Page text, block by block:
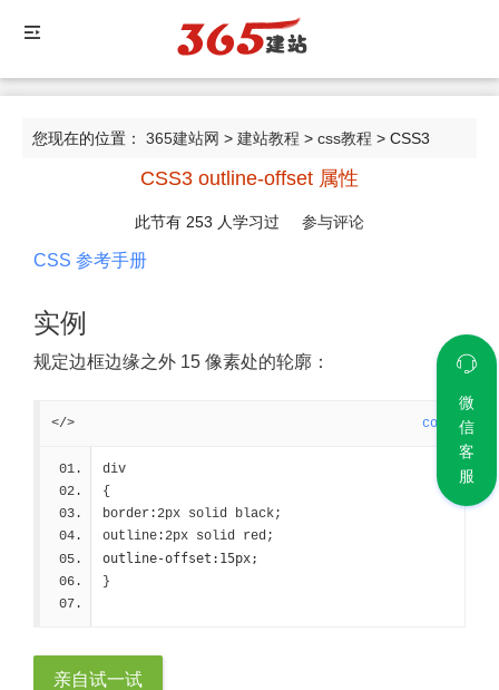
您现在的位置： 365建站网 > 建站教程 > css教程 > CSS3
outline-offset 属性CSS3 outline-offset 属性
此节有 253 人学习过 参与评论
CSS 参考手册
实例
规定边框边缘之外 15 像素处的轮廓：
</> code
div
{
border:2px solid black;
outline:2px solid red;
outline-offset:15px;
}
亲自试一试
微
信
客
服